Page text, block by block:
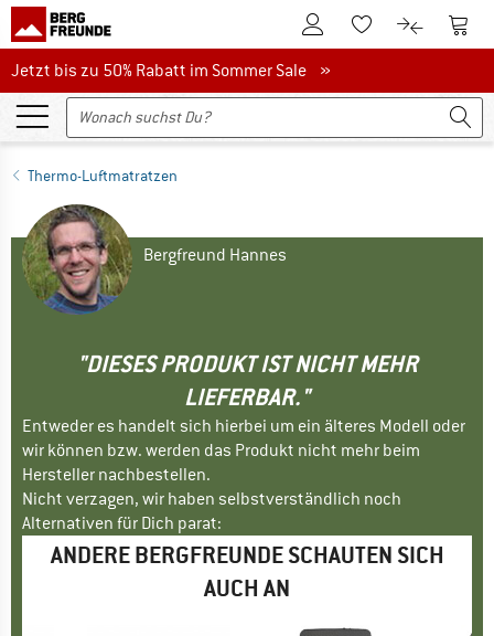
Zum KundenkontoZum Merkzettel.
Zum Zum
Jetzt bis zu 50% Rabatt im Sommer Sale
Jetzt bis zu 50% Rabatt im Sommer Sale »
Thermo-Luftmatratzen
Bergfreund Hannes
"DIESES PRODUKT IST NICHT MEHR
LIEFERBAR."
Entweder es handelt sich hierbei um ein älteres Modell oder
wir können bzw. werden das Produkt nicht mehr beim
Hersteller nachbestellen.
Nicht verzagen, wir haben selbstverständlich noch
Alternativen für Dich parat:
ANDERE BERGFREUNDE SCHAUTEN SICH
AUCH AN